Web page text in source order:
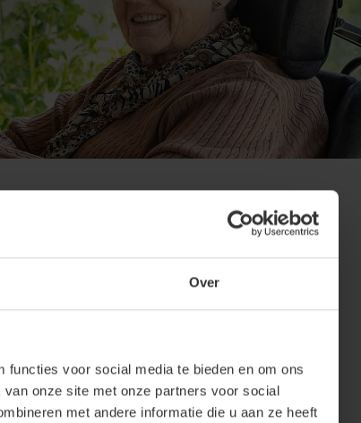
Over
voor social media te bieden en om ons
onze site met onze partners voor social
met andere informatie die u aan ze heeft